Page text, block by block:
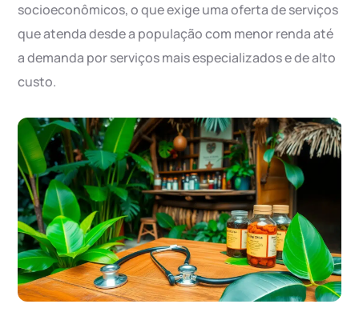
socioeconômicos, o que exige uma oferta de serviços
que atenda desde a população com menor renda até
a demanda por serviços mais especializados e de alto
custo.